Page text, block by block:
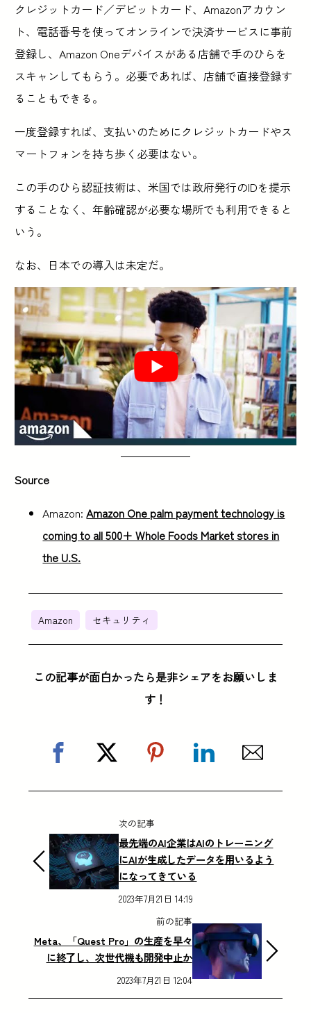
クレジットカード／デビットカード、Amazonアカウン
ト、電話番号を使ってオンラインで決済サービスに事前
登録し、Amazon Oneデバイスがある店舗で手のひらを
スキャンしてもらう。必要であれば、店舗で直接登録す
ることもできる。
一度登録すれば、支払いのためにクレジットカードやス
マートフォンを持ち歩く必要はない。
この手のひら認証技術は、米国では政府発行のIDを提示
することなく、年齢確認が必要な場所でも利用できると
いう。
なお、日本での導入は未定だ。
Source
Amazon:Amazon One palm payment technology is
coming to all 500+ Whole Foods Market stores in
the U.S.
Amazon セキュリティ
この記事が面白かったら是非シェアをお願いしま
す！
次の記事
最先端のAI企業はAIのトレーニング
にAIが生成したデータを用いるよう
になってきている
2023年7月21日 14:19
前の記事
Meta、「Quest Pro」の生産を早々
に終了し、次世代機も開発中止か
2023年7月21日 12:04